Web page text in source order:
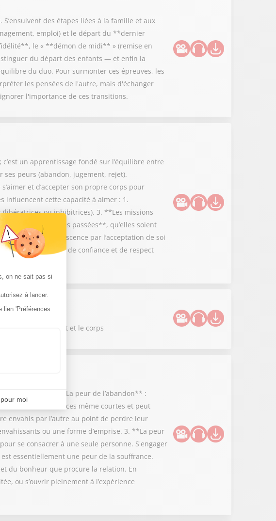
des étapes liées à la famille et aux
emploi) et le départ du **dernier
le « **démon de midi** » (remise en
du départ des enfants — et enfin la
du duo. Pour surmonter ces épreuves, les
les pensées de l'autre, mais d'échanger
l'importance de ces transitions.
un apprentissage fondé sur l’équilibre entre
peurs (abandon, jugement, rejet).
et d’accepter son propre corps pour
influencent cette capacité à aimer : 1.
ou inhibitrices). 3. **Les missions
**Les expériences passées**, qu’elles soient
dès l’adolescence par l’acceptation de soi
à une relation de confiance et de respect
le cœur, l'esprit et le corps
: 1. **La peur de l’abandon** :
lors d’absences même courtes et peut
envahis par l’autre au point de perdre leur
ou une forme d’emprise. 3. **La peur
se consacrer à une seule personne. S'engager
essentiellement une peur de la souffrance.
du bonheur que procure la relation. En
ou s’ouvrir pleinement à l’expérience